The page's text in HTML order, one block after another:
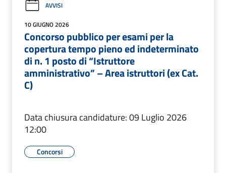
AVVISI
10 GIUGNO 2026
Concorso pubblico per esami per la
copertura tempo pieno ed indeterminato
di n. 1 posto di “Istruttore
amministrativo” – Area istruttori (ex Cat.
C)
Data chiusura candidature: 09 Luglio 2026
12:00
Concorsi